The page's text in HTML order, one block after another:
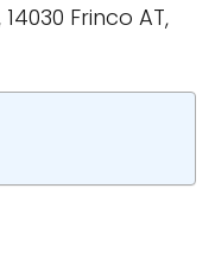
Frinco AT,